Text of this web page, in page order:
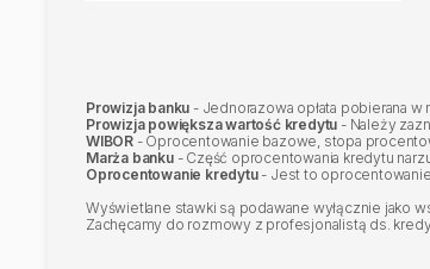
3)najmu lub dzierżawy nieruchomości lub ich
4)innych niż określone w pkt 1–3, których
2. ZA OBEJRZENIE DANEJ
pośrednictwa i określenie wynagrodzenia
Prowizja banku - Jednorazowa opłata pobierana
Prowizja powiększa wartość kredytu - Należy
WIBOR - Oprocentowanie bazowe, stopa
Marża banku- Część oprocentowania kredytu
Oprocentowanie kredytu- Jest to oprocentowanie
Wyświetlane stawki są podawane wyłącznie jako
Zachęcamy do rozmowy z profesjonalistą ds.